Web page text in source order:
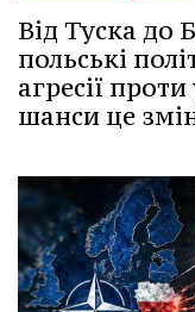
Від Туска до
польські
агресії
шанси це